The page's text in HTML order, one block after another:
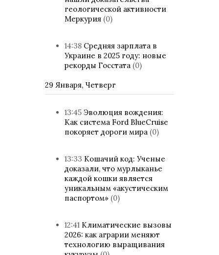
геологической активности
Меркурия (0)
14:38 Средняя зарплата в
Украине в 2025 году: новые
рекорды Госстата (0)
29 Января, Четверг
13:45 Эволюция вождения:
Как система Ford BlueCruise
покоряет дороги мира (0)
13:33 Кошачий код: Ученые
доказали, что мурлыканье
каждой кошки является
уникальным «акустическим
паспортом» (0)
12:41 Климатические вызовы
2026: как аграрии меняют
технологию выращивания